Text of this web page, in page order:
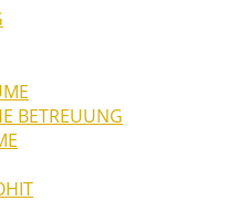
BETREUUNG